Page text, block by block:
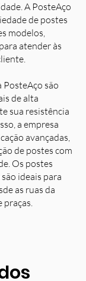
A PosteAço
de postes
modelos,
atender às
PosteAço são
de alta
sua resistência
a empresa
avançadas,
de postes com
Os postes
ideais para
as ruas da
praças.